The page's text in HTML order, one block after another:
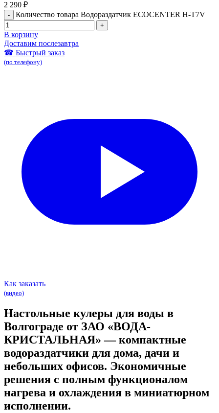
2 290 ₽
Количество товара Водораздатчик ECOCENTER H-T7V
В корзину
Доставим послезавтра
☎ Быстрый заказ
(по телефону)
Как заказать
(видео)
Настольные кулеры для воды в
Волгограде от ЗАО «ВОДА-
КРИСТАЛЬНАЯ» — компактные
водораздатчики для дома, дачи и
небольших офисов. Экономичные
решения с полным функционалом
нагрева и охлаждения в миниатюрном
исполнении.